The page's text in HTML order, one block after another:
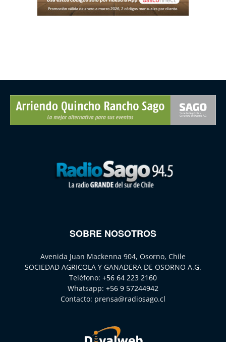
SOBRE NOSOTROS
Avenida Juan Mackenna 904, Osorno, Chile
SOCIEDAD AGRICOLA Y GANADERA DE OSORNO A.G.
Teléfono: +56 64 223 2160
Whatsapp: +56 9 57244942
Contacto: prensa@radiosago.cl